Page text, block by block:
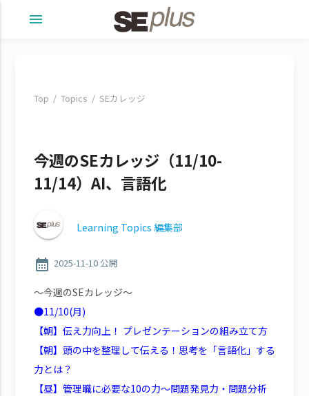
menu
Top Topics SEカレッジ
今週のSEカレッジ（11/10-
11/14）AI、言語化
Learning Topics 編集部
calendar_month 2025-11-10 公開
～今週のSEカレッジ～
●11/10(月)
【朝】伝え力向上！ プレゼンテーションの組み立て方
【朝】頭の中を整理して伝える！思考を「言語化」する
力とは？
【昼】管理職に必要な10の力～問題発見力・問題分析